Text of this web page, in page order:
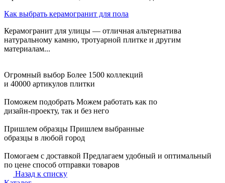
Как выбрать керамогранит для пола
Керамогранит для улицы — отличная альтернатива
натуральному камню, тротуарной плитке и другим
материалам...
Огромный выбор Более 1500 коллекций
и 40000 артикулов плитки
Поможем подобрать Можем работать как по
дизайн-проекту, так и без него
Пришлем образцы Пришлем выбранные
образцы в любой город
Помогаем с доставкой Предлагаем удобный и оптимальный
по цене способ отправки товаров
Назад к списку